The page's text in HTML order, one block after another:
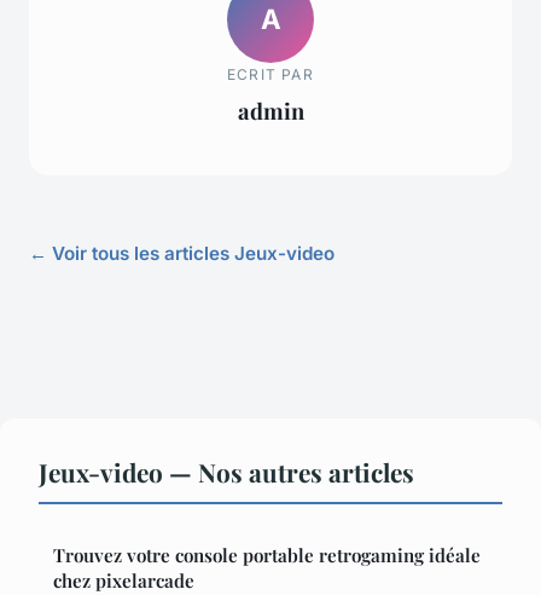
A
ECRIT PAR
admin
← Voir tous les articles Jeux-video
Jeux-video — Nos autres articles
Trouvez votre console portable retrogaming idéale
chez pixelarcade